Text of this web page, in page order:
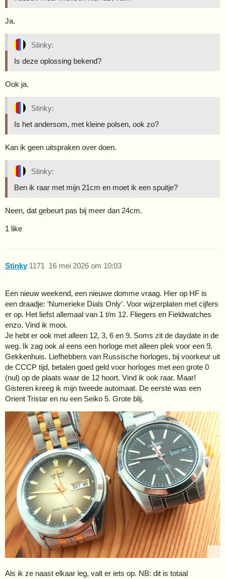
Ja.
Stinky:
Is deze oplossing bekend?
Ook ja.
Stinky:
Is het andersom, met kleine polsen, ook zo?
Kan ik geen uitspraken over doen.
Stinky:
Ben ik raar met mijn 21cm en moet ik een spuitje?
Neen, dat gebeurt pas bij meer dan 24cm.
1 like
Stinky 16 mei 2026 om 10:03
1171
Een nieuw weekend, een nieuwe domme vraag. Hier op HF is
een draadje: ‘Numerieke Dials Only’. Voor wijzerplaten met cijfers
er op. Het liefst allemaal van 1 t/m 12. Fliegers en Fieldwatches
enzo. Vind ik mooi.
Je hebt er ook met alleen 12, 3, 6 en 9. Soms zit de daydate in de
weg. Ik zag ook al eens een horloge met alleen plek voor een 9.
Gekkenhuis. Liefhebbers van Russische horloges, bij voorkeur uit
de CCCP tijd, betalen goed geld voor horloges met een grote 0
(nul) op de plaats waar de 12 hoort. Vind ik ook raar. Maar!
Gisteren kreeg ik mijn tweede automaat. De eerste was een
Orient Tristar en nu een Seiko 5. Grote blij.
Als ik ze naast elkaar leg, valt er iets op. NB: dit is totaal